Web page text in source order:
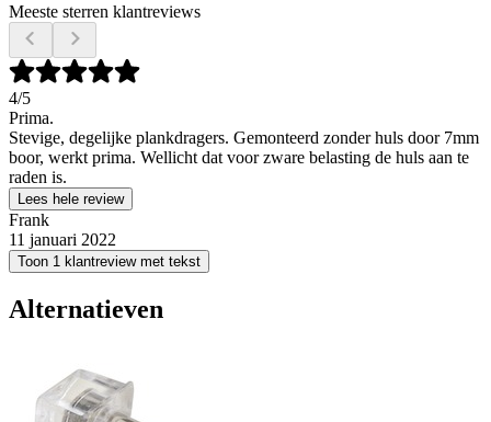
Meeste sterren klantreviews
4/5
Prima.
Stevige, degelijke plankdragers. Gemonteerd zonder huls door 7mm
boor, werkt prima. Wellicht dat voor zware belasting de huls aan te
raden is.
Lees hele review
Frank
11 januari 2022
Toon 1 klantreview met tekst
Alternatieven